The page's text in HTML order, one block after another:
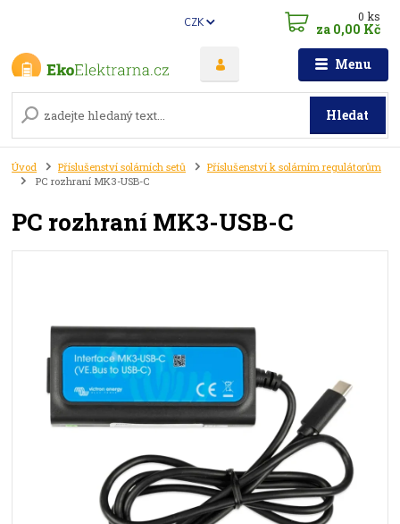
Menu
CZK
Hledat
0ks
za 0,00 Kč
Úvod Příslušenství solárních setů
Příslušenství k solárním regulátorům
PC rozhraní MK3-USB-C
PC rozhraní MK3-USB-C